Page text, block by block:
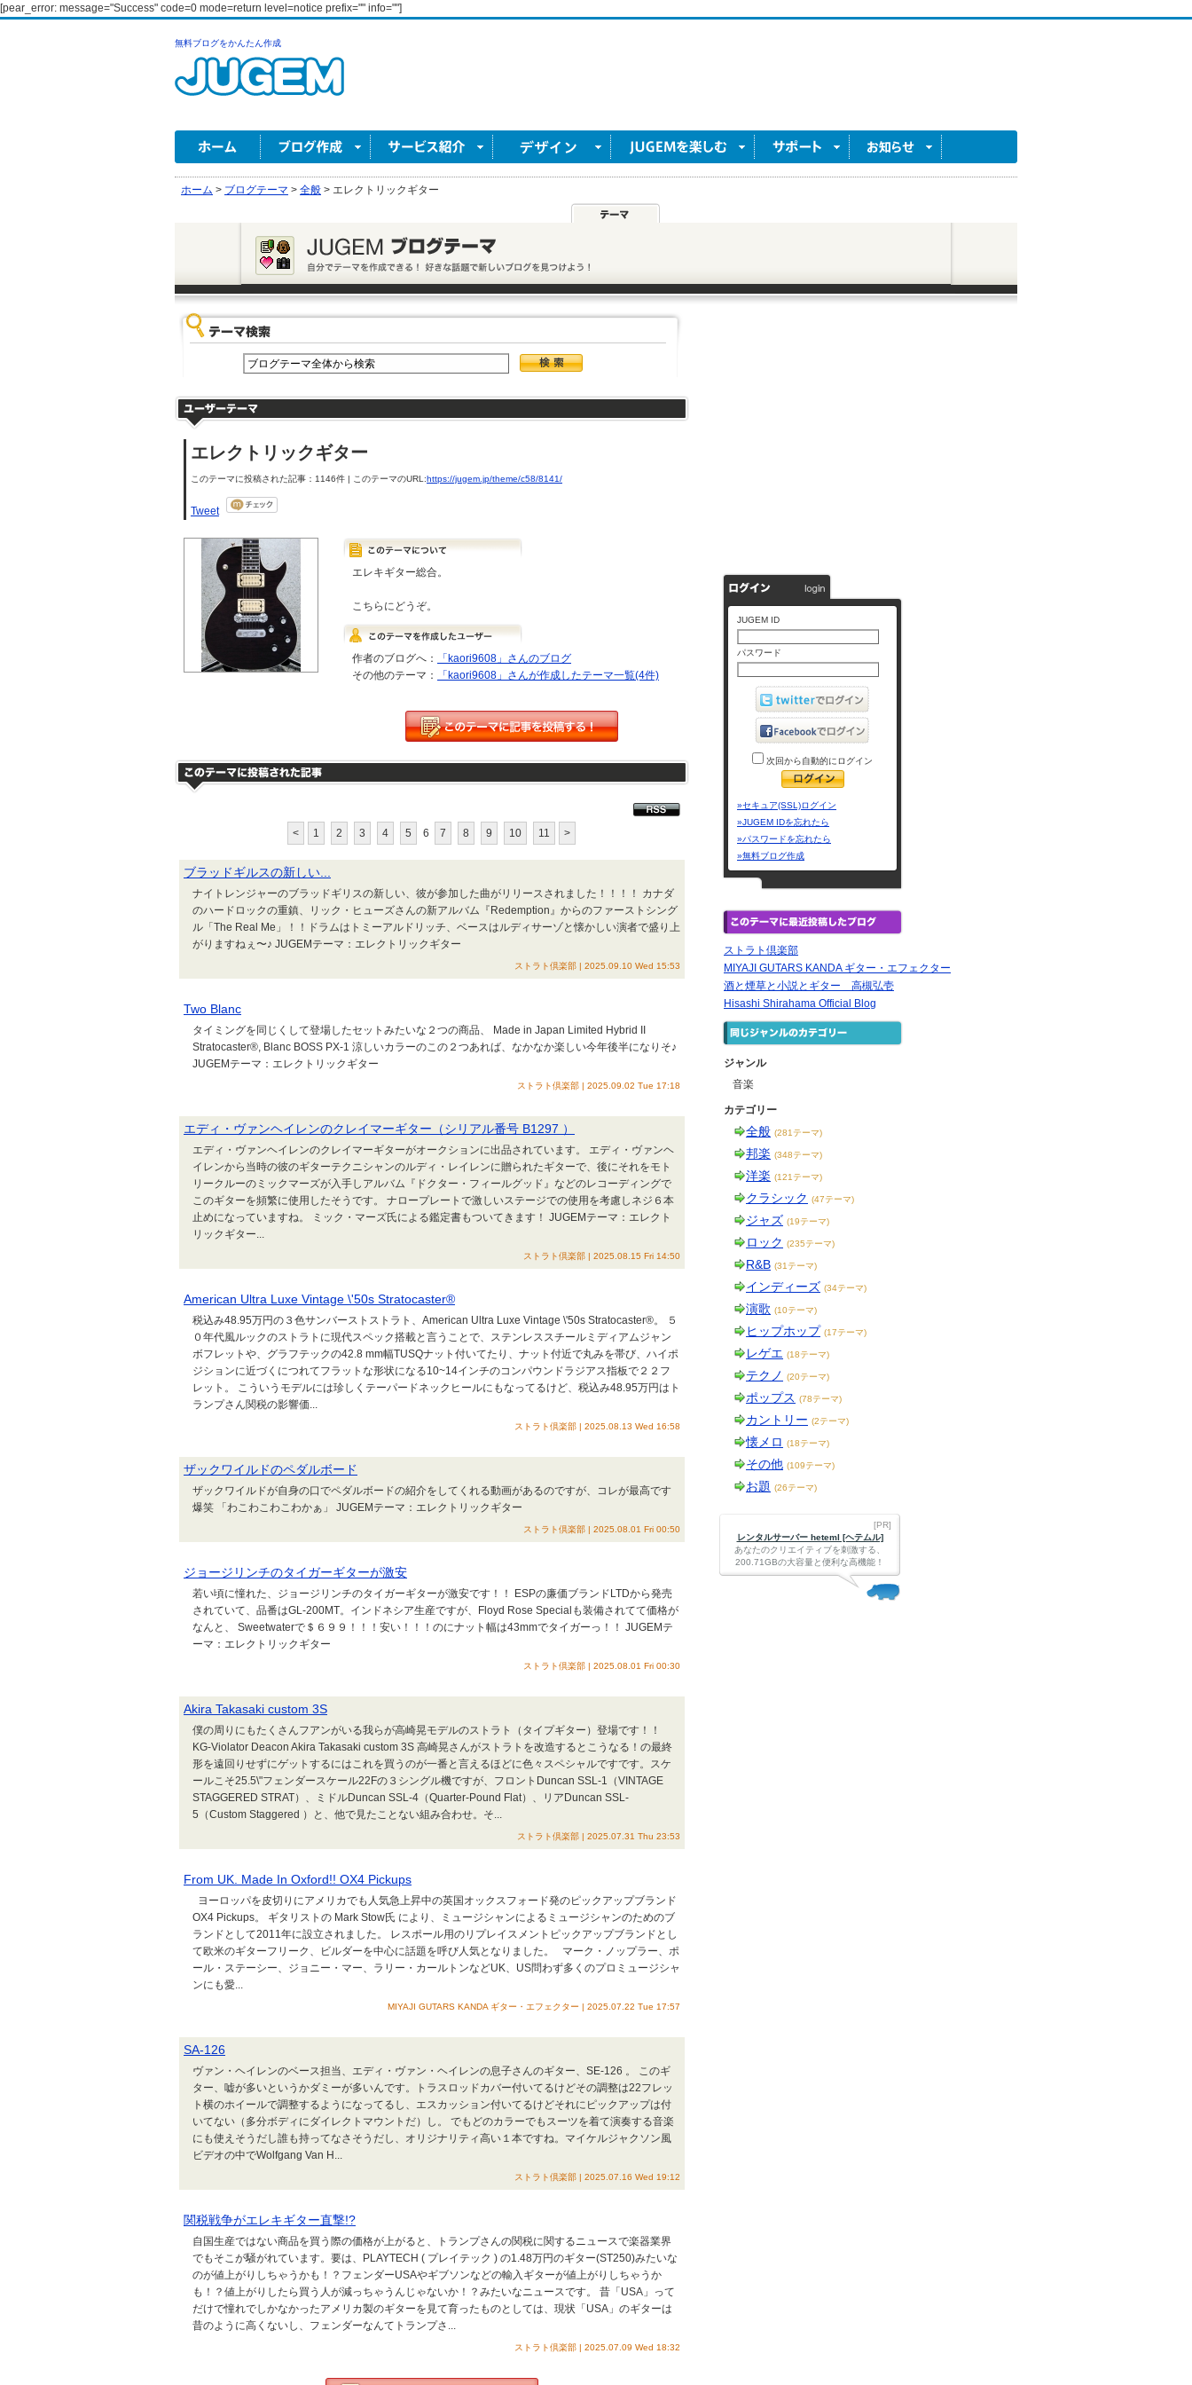
[pear_error: message="Success" code=0 mode=return level=notice prefix="" info=""]
無料ブログをかんたん作成
ホーム > ブログテーマ > 全般 > エレクトリックギター
エレクトリックギター
このテーマに投稿された記事：1146件 | このテーマのURL:https://jugem.jp/theme/c58/8141/
Tweet
エレキギター総合。
こちらにどうぞ。
作者のブログへ：
「kaori9608」さんのブログ
その他のテーマ：
「kaori9608」さんが作成したテーマ一覧(4件)
< 1 2 3 4 5 6 7 8 9 10 11 >
ブラッドギルスの新しい...
ナイトレンジャーのブラッドギリスの新しい、彼が参加した曲がリリースされました！！！！ カナダ
のハードロックの重鎮、リック・ヒューズさんの新アルバム『Redemption』からのファーストシング
ル「The Real Me」！！ドラムはトミーアルドリッチ、ベースはルディサーゾと懐かしい演者で盛り上
がりますねぇ〜♪ JUGEMテーマ：エレクトリックギター
ストラト倶楽部 | 2025.09.10 Wed 15:53
Two Blanc
タイミングを同じくして登場したセットみたいな２つの商品、 Made in Japan Limited Hybrid II
Stratocaster®, Blanc BOSS PX-1 涼しいカラーのこの２つあれば、なかなか楽しい今年後半になりそ♪
JUGEMテーマ：エレクトリックギター
ストラト倶楽部 | 2025.09.02 Tue 17:18
エディ・ヴァンヘイレンのクレイマーギター（シリアル番号 B1297 ）
エディ・ヴァンヘイレンのクレイマーギターがオークションに出品されています。 エディ・ヴァンヘ
イレンから当時の彼のギターテクニシャンのルディ・レイレンに贈られたギターで、後にそれをモト
リークルーのミックマーズが入手しアルバム『ドクター・フィールグッド』などのレコーディングで
このギターを頻繁に使用したそうです。 ナロープレートで激しいステージでの使用を考慮しネジ６本
止めになっていますね。 ミック・マーズ氏による鑑定書もついてきます！ JUGEMテーマ：エレクト
リックギター...
ストラト倶楽部 | 2025.08.15 Fri 14:50
American Ultra Luxe Vintage \'50s Stratocaster®
税込み48.95万円の３色サンバーストストラト、American Ultra Luxe Vintage \'50s Stratocaster®。 ５
０年代風ルックのストラトに現代スペック搭載と言うことで、ステンレススチールミディアムジャン
ボフレットや、グラフテックの42.8 mm幅TUSQナット付いてたり、ナット付近で丸みを帯び、ハイポ
ジションに近づくにつれてフラットな形状になる10~14インチのコンパウンドラジアス指板で２２フ
レット。 こういうモデルには珍しくテーパードネックヒールにもなってるけど、税込み48.95万円はト
ランプさん関税の影響価...
ストラト倶楽部 | 2025.08.13 Wed 16:58
ザックワイルドのペダルボード
ザックワイルドが自身の口でペダルボードの紹介をしてくれる動画があるのですが、コレが最高です
爆笑 「わこわこわこわかぁ」 JUGEMテーマ：エレクトリックギター
ストラト倶楽部 | 2025.08.01 Fri 00:50
ジョージリンチのタイガーギターが激安
若い頃に憧れた、ジョージリンチのタイガーギターが激安です！！ ESPの廉価ブランドLTDから発売
されていて、品番はGL-200MT。インドネシア生産ですが、Floyd Rose Specialも装備されてて価格が
なんと、 Sweetwaterで＄６９９！！！安い！！！のにナット幅は43mmでタイガーっ！！ JUGEMテ
ーマ：エレクトリックギター
ストラト倶楽部 | 2025.08.01 Fri 00:30
Akira Takasaki custom 3S
僕の周りにもたくさんフアンがいる我らが高崎晃モデルのストラト（タイプギター）登場です！！
KG-Violator Deacon Akira Takasaki custom 3S 高崎晃さんがストラトを改造するとこうなる！の最終
形を遠回りせずにゲットするにはこれを買うのが一番と言えるほどに色々スペシャルですです。スケ
ールこそ25.5\"フェンダースケール22Fの３シングル機ですが、フロントDuncan SSL-1（VINTAGE
STAGGERED STRAT）、ミドルDuncan SSL-4（Quarter-Pound Flat）、リアDuncan SSL-
5（Custom Staggered ）と、他で見たことない組み合わせ。そ...
ストラト倶楽部 | 2025.07.31 Thu 23:53
From UK. Made In Oxford!! OX4 Pickups
ヨーロッパを皮切りにアメリカでも人気急上昇中の英国オックスフォード発のピックアップブランド
OX4 Pickups。 ギタリストの Mark Stow氏 により、ミュージシャンによるミュージシャンのためのブ
ランドとして2011年に設立されました。 レスポール用のリプレイスメントピックアップブランドとし
て欧米のギターフリーク、ビルダーを中心に話題を呼び人気となりました。 マーク・ノップラー、ポ
ール・ステーシー、ジョニー・マー、ラリー・カールトンなどUK、US問わず多くのプロミュージシャ
ンにも愛...
MIYAJI GUTARS KANDA ギター・エフェクター | 2025.07.22 Tue 17:57
SA-126
ヴァン・ヘイレンのベース担当、エディ・ヴァン・ヘイレンの息子さんのギター、SE-126 。 このギ
ター、嘘が多いというかダミーが多いんです。トラスロッドカバー付いてるけどその調整は22フレッ
ト横のホイールで調整するようになってるし、エスカッション付いてるけどそれにピックアップは付
いてない（多分ボディにダイレクトマウントだ）し。 でもどのカラーでもスーツを着て演奏する音楽
にも使えそうだし誰も持ってなさそうだし、オリジナリティ高い１本ですね。マイケルジャクソン風
ビデオの中でWolfgang Van H...
ストラト倶楽部 | 2025.07.16 Wed 19:12
関税戦争がエレキギター直撃!?
自国生産ではない商品を買う際の価格が上がると、トランプさんの関税に関するニュースで楽器業界
でもそこが騒がれています。要は、PLAYTECH ( プレイテック ) の1.48万円のギター(ST250)みたいな
のが値上がりしちゃうかも！？フェンダーUSAやギブソンなどの輸入ギターが値上がりしちゃうか
も！？値上がりしたら買う人が減っちゃうんじゃないか！？みたいなニュースです。 昔「USA」って
だけで憧れでしかなかったアメリカ製のギターを見て育ったものとしては、現状「USA」のギターは
昔のように高くないし、フェンダーなんてトランプさ...
ストラト倶楽部 | 2025.07.09 Wed 18:32
JUGEM ID
パスワード
次回から自動的にログイン
»セキュア(SSL)ログイン
»JUGEM IDを忘れたら
»パスワードを忘れたら
»無料ブログ作成
ストラト倶楽部
MIYAJI GUTARS KANDA ギター・エフェクター
酒と煙草と小説とギター 高槻弘壱
Hisashi Shirahama Official Blog
ジャンル
音楽
カテゴリー
全般 (281テーマ)
邦楽 (348テーマ)
洋楽 (121テーマ)
クラシック (47テーマ)
ジャズ (19テーマ)
ロック (235テーマ)
R&B (31テーマ)
インディーズ (34テーマ)
演歌 (10テーマ)
ヒップホップ (17テーマ)
レゲエ (18テーマ)
テクノ (20テーマ)
ポップス (78テーマ)
カントリー (2テーマ)
懐メロ (18テーマ)
その他 (109テーマ)
お題 (26テーマ)
[PR]
レンタルサーバー heteml [ヘテムル]
あなたのクリエイティブを刺激する、
200.71GBの大容量と便利な高機能！